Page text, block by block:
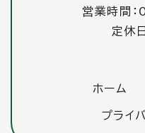
営業時間
定休
ホーム
プライ